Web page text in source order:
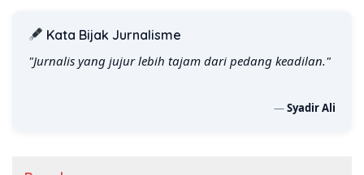
Kata Bijak Jurnalisme
"Jurnalis yang jujur lebih tajam dari pedang keadilan."
—Syadir Ali